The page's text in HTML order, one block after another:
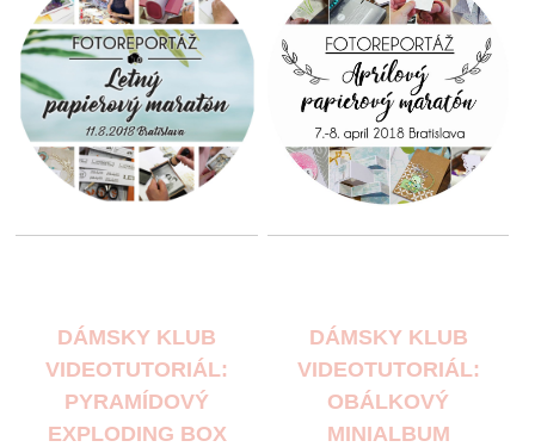
DÁMSKY KLUB
VIDEOTUTORIÁL:
PYRAMÍDOVÝ
EXPLODING BOX
DÁMSKY KLUB
VIDEOTUTORIÁL:
OBÁLKOVÝ
MINIALBUM